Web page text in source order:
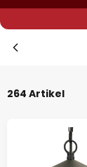
264 Artikel